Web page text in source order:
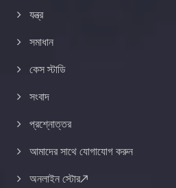
যন্ত্র
সমাধান
কেস স্টাডি
সংবাদ
প্রশ্নোত্তর
আমাদের সাথে যোগাযোগ করুন
অনলাইন স্টোর↗